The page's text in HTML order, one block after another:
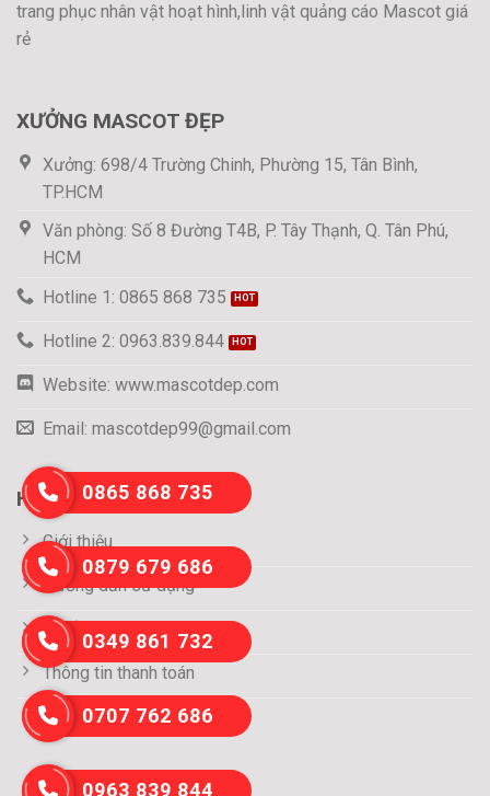
trang phục nhân vật hoạt hình,linh vật quảng cáo Mascot giá
rẻ
XƯỞNG MASCOT ĐẸP
Xưởng: 698/4 Trường Chinh, Phường 15, Tân Bình,
TP.HCM
Văn phòng: Số 8 Đường T4B, P. Tây Thạnh, Q. Tân Phú,
HCM
Hotline 1: 0865 868 735
Hotline 2: 0963.839.844
Website: www.mascotdep.com
Email: mascotdep99@gmail.com
HỖ TRỢ KHÁCH HÀNG
Giới thiệu
Hướng dẫn sử dụng
Tuyển dụng
Thông tin thanh toán
Liên hệ
0865 868 735
0879 679 686
0349 861 732
0707 762 686
0963 839 844